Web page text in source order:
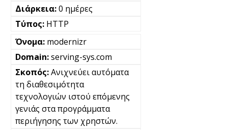
0 ημέρες
HTTP
modernizr
serving-sys.com
Ανιχνεύει αυτόματα
τη διαθεσιμότητα
τεχνολογιών ιστού επόμενης
γενιάς στα προγράμματα
περιήγησης των χρηστών.